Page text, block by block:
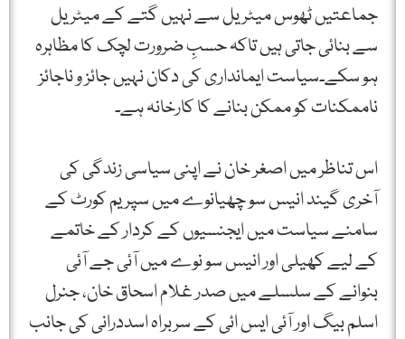
جماعتیں ٹھوس میٹریل سے نہیں گتے کے میٹریل
سے بنائی جاتی ہیں تاکہ حسبِ ضرورت لچک کا مظاہرہ
ہو سکے۔سیاست ایمانداری کی دکان نہیں جائز و ناجائز
ناممکنات کو ممکن بنانے کا کارخانہ ہے۔
اس تناظر میں اصغر خان نے اپنی سیاسی زندگی کی
آخری گیند انیس سو چھیانوے میں سپریم کورٹ کے
سامنے سیاست میں ایجنسیوں کے کردار کے خاتمے
کے لیے کھیلی اور انیس سو نوے میں آئی جے آئی
بنوانے کے سلسلے میں صدر غلام اسحاق خان، جنرل
اسلم بیگ اور آئی ایس ائی کے سربراہ اسددرانی کی جانب